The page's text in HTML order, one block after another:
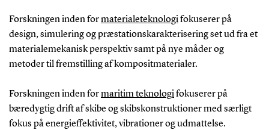
Forskningen inden formaterialeteknologifokuserer på
design, simulering og præstationskarakterisering set ud fra et
materialemekanisk perspektiv samt på nye måder og
metoder til fremstilling af kompositmaterialer.
Forskningen inden formaritim teknologifokuserer på
bæredygtig drift af skibe og skibskonstruktioner med særligt
fokus på energieffektivitet, vibrationer og udmattelse.